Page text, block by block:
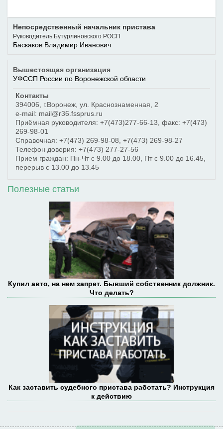
Непосредственный начальник пристава
Руководитель Бутурлиновского РОСП
Баскаков Владимир Иванович
Вышестоящая организация
УФССП России по Воронежской области
Контакты
394006
г.Воронеж ул. Краснознаменная, 2
e-mail: mail@r36.fssprus.ru
Приёмная руководителя: +7(473)277-66-13 , факс: +7(473)
269-98-01
Справочная: +7(473) 269-98-08 +7(473) 269-98-27
Телефон доверия: +7(473) 277-27-56
Прием граждан: Пн-Чт с 9.00 до 18.00, Пт с 9.00 до 16.45,
перерыв с 13.00 до 13.45
Полезные статьи
Купил авто, на нем запрет. Бывший собственник должник.
Что делать?
Как заставить судебного пристава работать? Инструкция
к действию